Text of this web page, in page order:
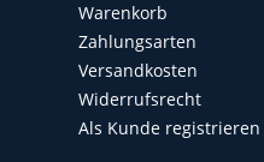
Warenkorb
Zahlungsarten
Versandkosten
Widerrufsrecht
Als Kunde registrieren